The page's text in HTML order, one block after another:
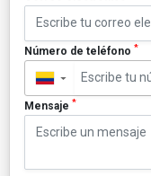
Número de teléfono *
▼
Mensaje *